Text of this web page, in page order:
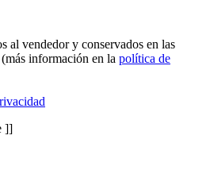
al vendedor y conservados en las
información en la política de
]]